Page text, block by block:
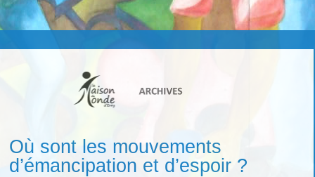
Où sont les mouvements
d’émancipation et d’espoir ?